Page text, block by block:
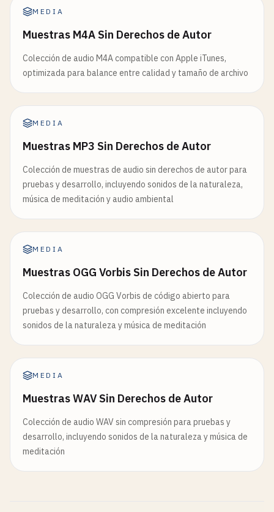
MEDIA
Muestras M4A Sin Derechos de Autor
Colección de audio M4A compatible con Apple iTunes,
optimizada para balance entre calidad y tamaño de archivo
MEDIA
Muestras MP3 Sin Derechos de Autor
Colección de muestras de audio sin derechos de autor para
pruebas y desarrollo, incluyendo sonidos de la naturaleza,
música de meditación y audio ambiental
MEDIA
Muestras OGG Vorbis Sin Derechos de Autor
Colección de audio OGG Vorbis de código abierto para
pruebas y desarrollo, con compresión excelente incluyendo
sonidos de la naturaleza y música de meditación
MEDIA
Muestras WAV Sin Derechos de Autor
Colección de audio WAV sin compresión para pruebas y
desarrollo, incluyendo sonidos de la naturaleza y música de
meditación